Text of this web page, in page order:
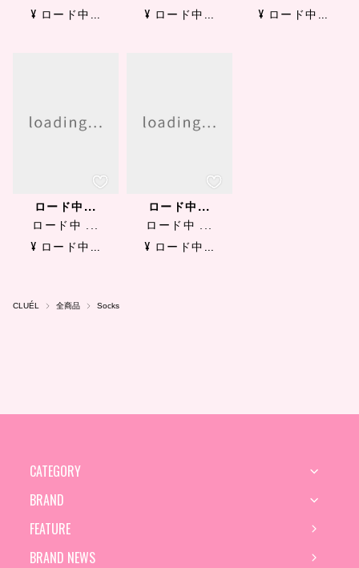
¥ ロード中... ¥ ロード中... ¥ ロード中...
ロード中...
ロード中 ...
¥ ロード中...
ロード中...
ロード中 ...
¥ ロード中...
CLUÉL 全商品 Socks
CATEGORY
BRAND
FEATURE
BRAND NEWS